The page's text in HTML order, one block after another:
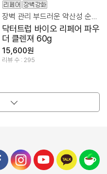
닥터트럽 바이오 리페어 파우
더 클렌져 60g
15,600원
리뷰 수 : 295